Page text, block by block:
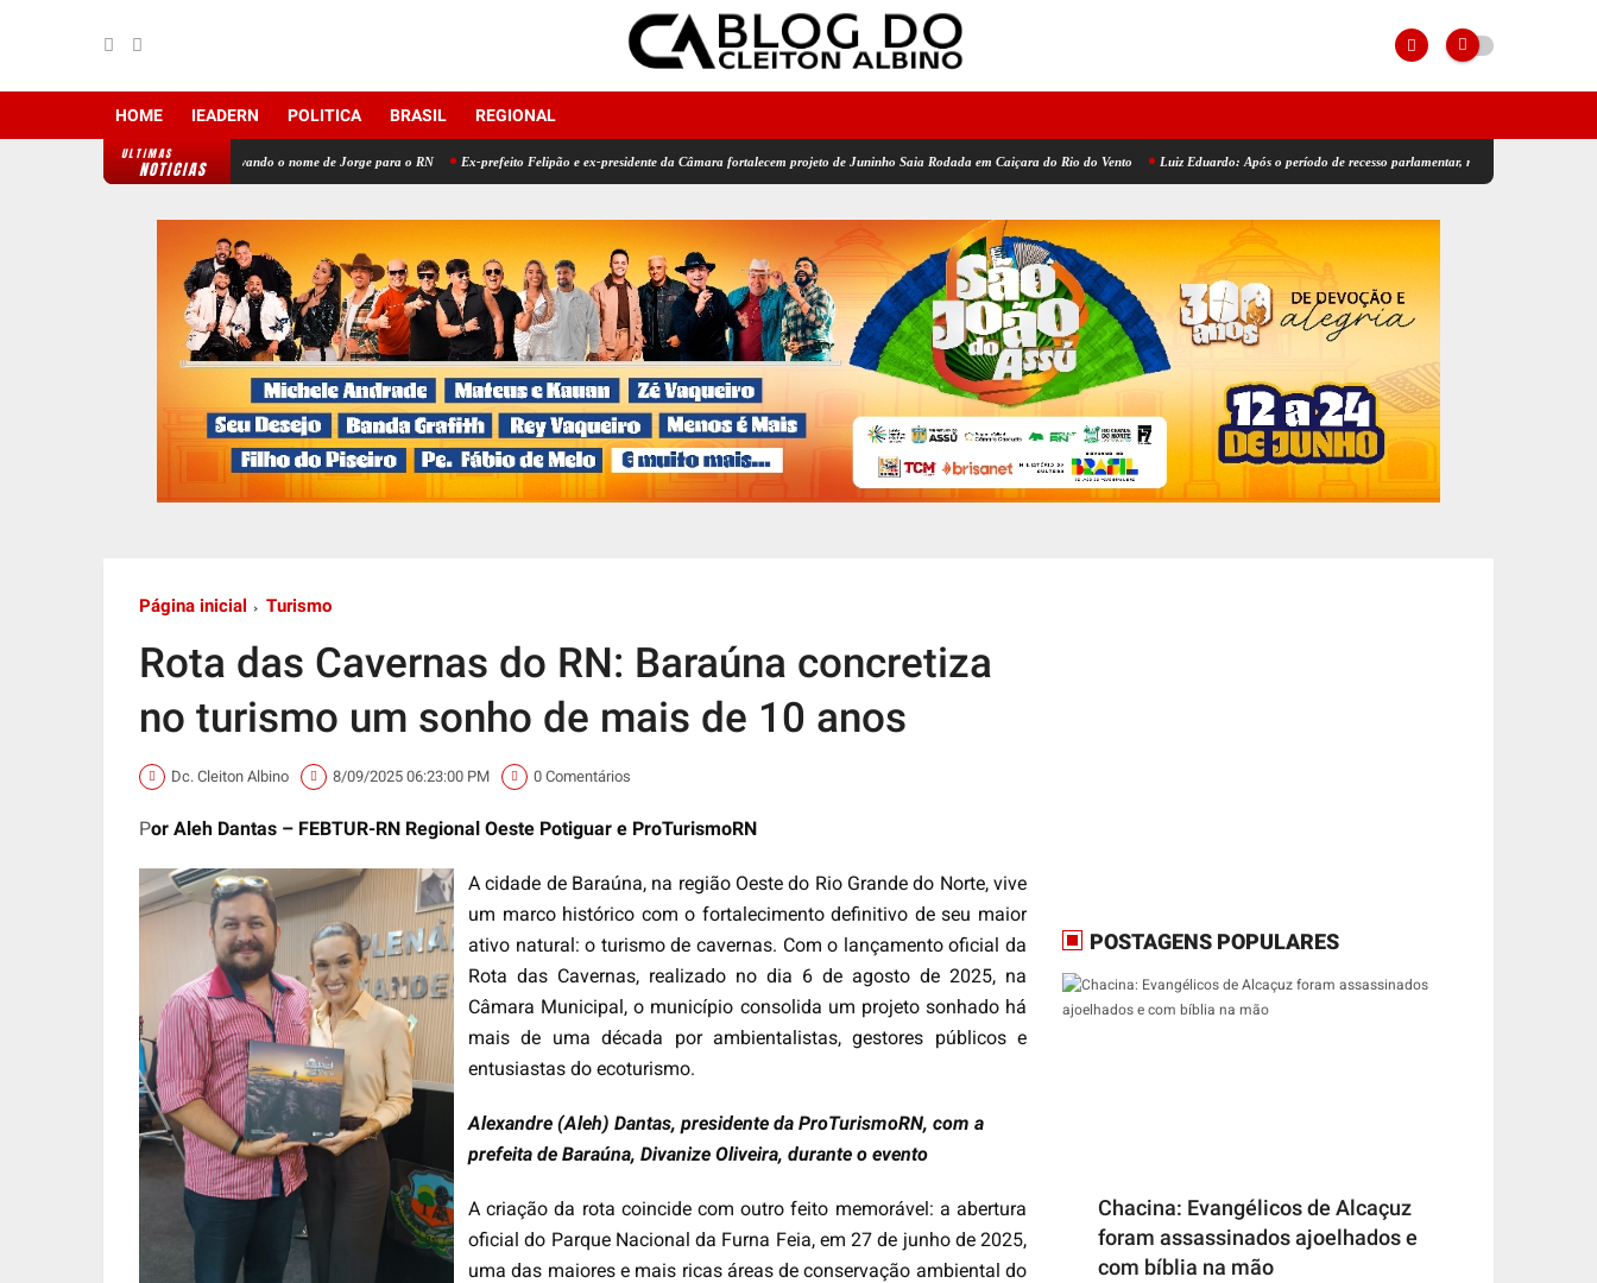
HOME IEADERN POLITICA BRASIL REGIONAL
ULTIMAS
NOTICIAS
um ícone do rádio levando o nome de Jorge para o RN Ex-prefeito Felipão e ex-presidente da Câmara fortalecem projeto de Juninho Saia Rodada em Caiçara do Rio do Vento Luiz Eduardo: Após o período de recesso parlamentar, retomei os pronunciamentos na
Página inicial Turismo
Rota das Cavernas do RN: Baraúna concretiza
no turismo um sonho de mais de 10 anos
Dc. Cleiton Albino 8/09/2025 06:23:00 PM 0 Comentários
Por Aleh Dantas – FEBTUR-RN Regional Oeste Potiguar e ProTurismoRN
A cidade de Baraúna, na região Oeste do Rio Grande do Norte, vive
um marco histórico com o fortalecimento definitivo de seu maior
ativo natural: o turismo de cavernas. Com o lançamento oficial da
Rota das Cavernas, realizado no dia 6 de agosto de 2025, na
Câmara Municipal, o município consolida um projeto sonhado há
mais de uma década por ambientalistas, gestores públicos e
entusiastas do ecoturismo.
Alexandre (Aleh) Dantas, presidente da ProTurismoRN, com a
prefeita de Baraúna, Divanize Oliveira, durante o evento
A criação da rota coincide com outro feito memorável: a abertura
oficial do Parque Nacional da Furna Feia, em 27 de junho de 2025,
uma das maiores e mais ricas áreas de conservação ambiental do
POSTAGENS POPULARES
Chacina: Evangélicos de Alcaçuz
foram assassinados ajoelhados e
com bíblia na mão